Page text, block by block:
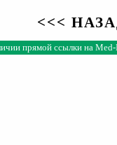
<<<
прямой ссылки на